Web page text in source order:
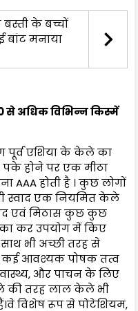
के बच्चों
बांट मनाया
अधिक विभिन्न किस्में
पूर्व एशिया के केले का
होने पर एक मीठा
AAA होती है । कुछ लोगों
स्वाद एक नियमित केले
एवं मिठास कुछ कुछ
कर उपयोग में किए
भी अच्छी तरह से
कई आवश्यक पोषक तत्व
और पाचन के लिए
की तरह लाल केले भी
विशेष रूप से पोटेशियम,